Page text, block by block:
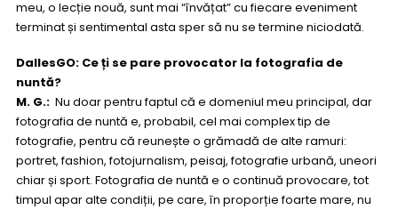
meu, o lecție nouă, sunt mai “învățat” cu fiecare eveniment
terminat și sentimental asta sper să nu se termine niciodată.
DallesGO: Ce ți se pare provocator la fotografia de
nuntă?
M. G.:Nu doar pentru faptul că e domeniul meu principal, dar
fotografia de nuntă e, probabil, cel mai complex tip de
fotografie, pentru că reunește o grămadă de alte ramuri:
portret, fashion, fotojurnalism, peisaj, fotografie urbană, uneori
chiar și sport. Fotografia de nuntă e o continuă provocare, tot
timpul apar alte condiții, pe care, în proporție foarte mare, nu